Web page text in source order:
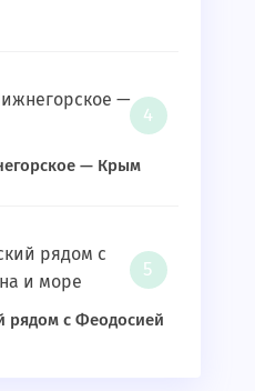
— Крым
рядом с Феодосией